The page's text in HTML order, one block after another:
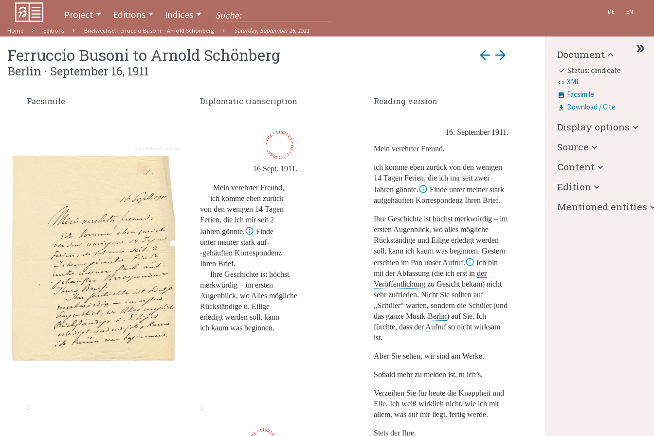
Project Editions Indices DE EN
Home Editions Briefwechsel Ferruccio Busoni – Arnold Schönberg Saturday, September 16, 1911
Ferruccio Busoni to Arnold Schönberg arrow_back arrow_forward
Berlin · September 16, 1911
Facsimile Diplomatic transcription Reading version
The Library of Congress * THE * LIBRARY * OF * CONGRESS *
16 Sept. 1911.
Mein verehrter Freund,
ich komme eben zurück
von den wenigen 14 Tagen
Ferien, die ich mir seit 2
Jahren gönnte.
Finde
unter meiner stark auf-
-gehäuften Korrespondenz
Ihren Brief.
Ihre Geschichte ist höchst
merkwürdig – im ersten
Augenblick, wo Alles mögliche
Rückständige u. Eilige
erledigt werden soll, kann
ich kaum was beginnen.
16. September 1911.
Mein verehrter Freund,
ich komme eben zurück von den wenigen
14 Tagen Ferien, die ich mir seit zwei
Jahren gönnte.
Finde unter meiner stark
aufgehäuften Korrespondenz Ihren Brief.
Ihre Geschichte ist höchst merkwürdig – im
ersten Augenblick, wo alles mögliche
Rückständige und Eilige erledigt werden
soll, kann ich kaum was beginnen. Gestern
erschien im Pan unserAufruf.
Ich bin
mit der Abfassung (die ich erst in der
Veröffentlichung zu Gesicht bekam) nicht
sehr zufrieden. Nicht Sie sollten auf
„Schüler“ warten, sondern die Schüler (und
das ganze Musik-Berlin) auf Sie. Ich
fürchte, dass derAufrufso nicht wirksam
ist.
Aber Sie sehen, wir sind am Werke.
Sobald mehr zu melden ist, tu ich’s.
Verzeihen Sie für heute die Knappheit und
Eile. Ich weiß wirklich nicht, wie ich mit
allem, was auf mir liegt, fertig werde.
Stets der Ihre.
2 2
Document
done Status: candidate
XML
Facsimile
Download / Cite
Display options
Source
Content
Edition
Mentioned entities